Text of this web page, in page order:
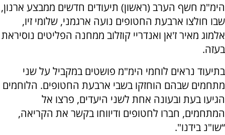
הימ"מ חשף הערב (ראשון) תיעודים חדשים ממבצע ארנון,
שבו חולצו ארבעת החטופים נועה ארגמני, שלומי זיו,
אלמוג מאיר ז'אן ואנדריי קוזלוב ממחנה הפליטים נוסיראת
בעזה.
בתיעוד נראים לוחמי הימ"מ פושטים במקביל על שני
מתחמים שבהם הוחזקו בשבי ארבעת החטופים. הלוחמים
הגיעו בעת ובעונה אחת לשני היעדים, פרצו אל
המתחמים, חברו לחטופים ודיווחו בקשר את הקריאה,
“שו"נ בידנו".